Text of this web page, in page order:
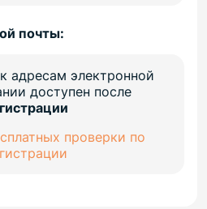
почты:
адресам электронной
доступен после
проверки по